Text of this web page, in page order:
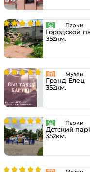
Парки
Городской
352км.
Музеи
Гранд Елец
352км.
Парки
Детский
352км.